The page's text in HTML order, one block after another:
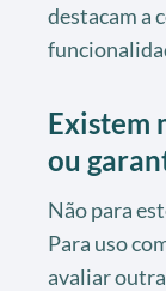
destacam a
Existem
ou
Não para
Para uso
avaliar